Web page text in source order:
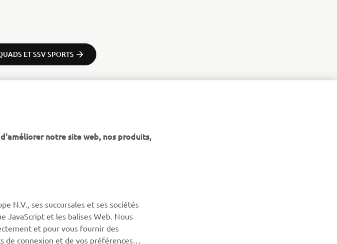
ET SSV SPORTS
SUPPORT
Catalogue de pièces
NEWSLETTER
Lisez notre politique de confidentialité pour savoir comment
nous traitons vos données personnelles :
notre site web, nos produits,
N.V., ses succursales et ses sociétés
JavaScript et les balises Web. Nous
et pour vous fournir des
de connexion et de vos préférences